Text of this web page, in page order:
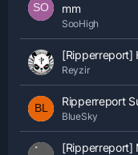
mm
SooHigh
[Ripperreport]
Reyzir
Ripperreport
BlueSky
[Ripperreport]